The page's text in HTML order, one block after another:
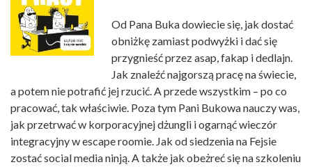
Od Pana Buka dowiecie się, jak dostać
obniżkę zamiast podwyżki i dać się
przygnieść przez asap, fakap i dedlajn.
Jak znaleźć najgorszą pracę na świecie,
a potem nie potrafić jej rzucić. A przede wszystkim – po co
pracować, tak właściwie. Poza tym Pani Bukowa nauczy was,
jak przetrwać w korporacyjnej dżungli i ogarnąć wieczór
integracyjny w escape roomie. Jak od siedzenia na Fejsie
zostać social media ninją. A także jak obeżreć się na szkoleniu